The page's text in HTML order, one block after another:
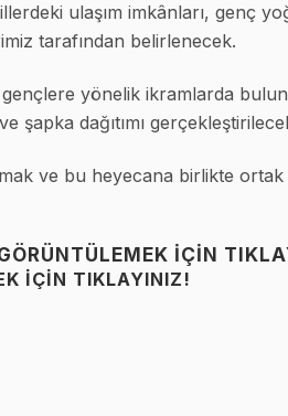
ulaşım imkânları, genç
tarafından belirlenecek.
yönelik ikramlarda
şapka dağıtımı
ve bu heyecana birlikte
İÇIN
İÇIN TIKLAYINIZ!